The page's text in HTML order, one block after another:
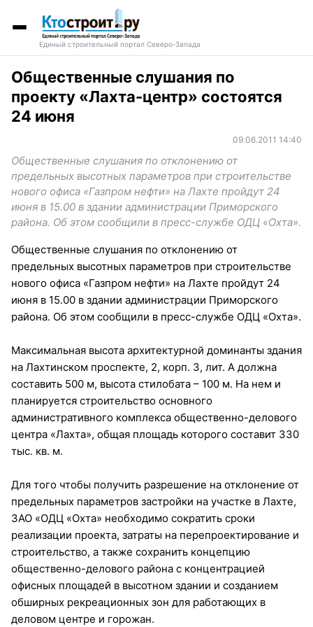
Единый строительный портал Северо-Запада
Общественные слушания по
проекту «Лахта-центр» состоятся
24 июня
09.06.2011 14:40
Общественные слушания по отклонению от
предельных высотных параметров при строительстве
нового офиса «Газпром нефти» на Лахте пройдут 24
июня в 15.00 в здании администрации Приморского
района. Об этом сообщили в пресс-службе ОДЦ «Охта».
Общественные слушания по отклонению от
предельных высотных параметров при строительстве
нового офиса «Газпром нефти» на Лахте пройдут 24
июня в 15.00 в здании администрации Приморского
района. Об этом сообщили в пресс-службе ОДЦ «Охта».
Максимальная высота архитектурной доминанты здания
на Лахтинском проспекте, 2, корп. 3, лит. А должна
составить 500 м, высота стилобата – 100 м. На нем и
планируется строительство основного
административного комплекса общественно-делового
центра «Лахта», общая площадь которого составит 330
тыс. кв. м.
Для того чтобы получить разрешение на отклонение от
предельных параметров застройки на участке в Лахте,
ЗАО «ОДЦ «Охта» необходимо сократить сроки
реализации проекта, затраты на перепроектирование и
строительство, а также сохранить концепцию
общественно-делового района с концентрацией
офисных площадей в высотном здании и созданием
обширных рекреационных зон для работающих в
деловом центре и горожан.